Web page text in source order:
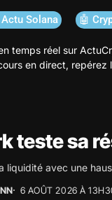
Actu Solana 🤖
temps réel sur
en direct, repérez
teste sa
liquidité avec une
6 AOÛT 2026 À